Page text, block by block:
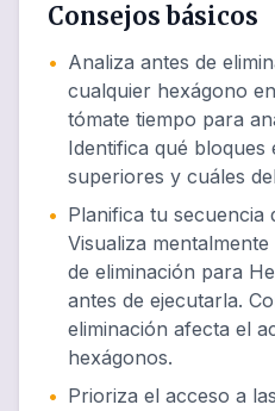
Consejos básicos
• Analiza antes de
cualquier hexágono
tómate tiempo para
Identifica qué bloques
superiores y cuáles
• Planifica tu secuencia
Visualiza
de eliminación para
antes de ejecutarla.
eliminación afecta el
hexágonos.
• Prioriza el acceso a